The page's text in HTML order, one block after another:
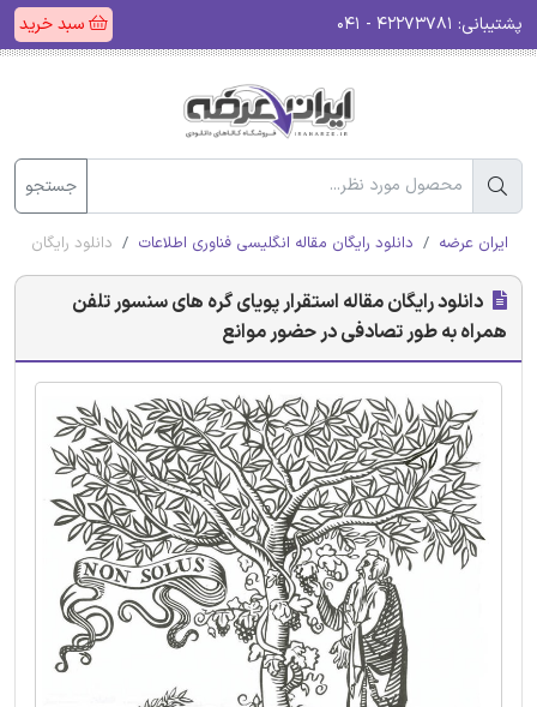
پشتیبانی: سبد خرید
جستجو
ایران عرضه دانلود رایگان مقاله انگلیسی فناوری اطلاعات دانلود رایگان
دانلود رایگان مقاله استقرار پویای گره های سنسور تلفن
همراه به طور تصادفی در حضور موانع